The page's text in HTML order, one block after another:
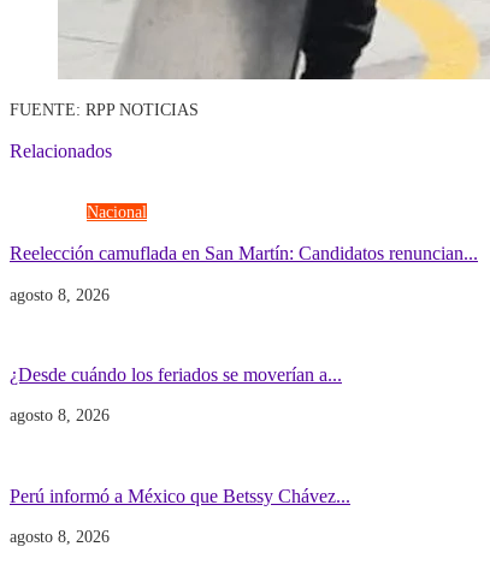
FUENTE: RPP NOTICIAS
Relacionados
Nacional
Reelección camuflada en San Martín: Candidatos renuncian...
agosto 8, 2026
¿Desde cuándo los feriados se moverían a...
agosto 8, 2026
Perú informó a México que Betssy Chávez...
agosto 8, 2026